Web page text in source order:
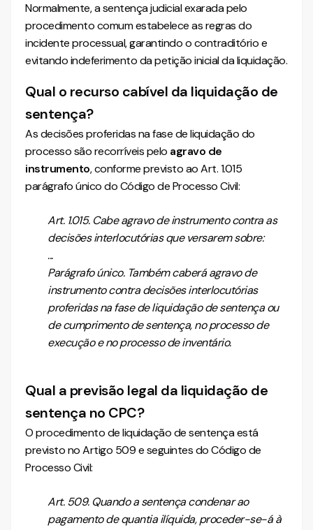
Normalmente, a sentença judicial exarada pelo
procedimento comum estabelece as regras do
incidente processual, garantindo o contraditório e
evitando indeferimento da petição inicial da liquidação.
Qual o recurso cabível da liquidação de
sentença?
As decisões proferidas na fase de liquidação do
processo são recorríveis pelo agravo de
instrumento, conforme previsto ao Art. 1.015
parágrafo único do Código de Processo Civil:
Art. 1.015. Cabe agravo de instrumento contra as
decisões interlocutórias que versarem sobre:
...
Parágrafo único. Também caberá agravo de
instrumento contra decisões interlocutórias
proferidas na fase de liquidação de sentença ou
de cumprimento de sentença, no processo de
execução e no processo de inventário.
Qual a previsão legal da liquidação de
sentença no CPC?
O procedimento de liquidação de sentença está
previsto no Artigo 509 e seguintes do Código de
Processo Civil:
Art. 509. Quando a sentença condenar ao
pagamento de quantia ilíquida, proceder-se-á à